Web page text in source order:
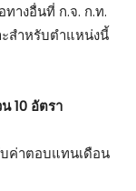
างอื่นที่ ก.จ. ก.ท.
สำหรับตำแหน่งนี้
10 อัตรา
ค่าตอบแทนเดือน